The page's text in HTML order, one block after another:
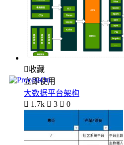
收藏
立即使用
大数据平台架构
 1.7k  3  0